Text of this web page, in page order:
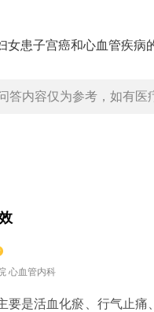
女患子宫癌和心血管疾病
答内容仅为参考，如有医
心血管内科
要是活血化瘀、行气止